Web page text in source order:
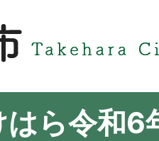
はら令和6